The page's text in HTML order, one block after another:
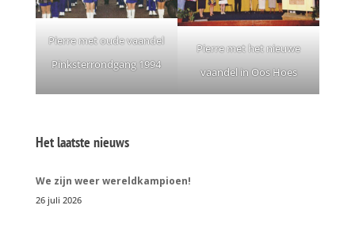
Pierre met oude vaandel
Pinksterrondgang 1994
Pierre met het nieuwe
vaandel in Oos Hoes
Het laatste nieuws
We zijn weer wereldkampioen!
26 juli 2026